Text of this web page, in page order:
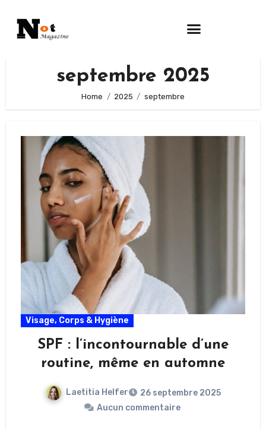
septembre 2025
Home 2025 septembre
Visage, Corps & Hygiène
SPF : l’incontournable d’une
routine, même en automne
Laetitia Helfer
26 septembre 2025
Aucun commentaire